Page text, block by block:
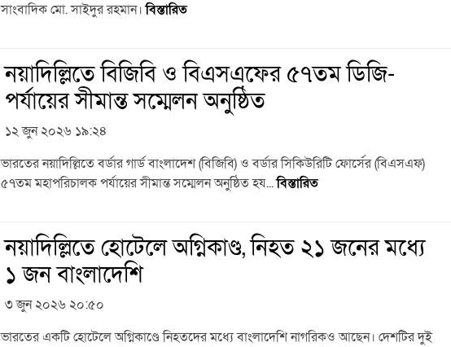
সাংবাদিক মো. সাইদুর রহমান।বিস্তারিত
নয়াদিল্লিতে বিজিবি ও বিএসএফের ৫৭তম ডিজি-
পর্যায়ের সীমান্ত সম্মেলন অনুষ্ঠিত
১২ জুন ২০২৬ ১৯:২৪
ভারতের নয়াদিল্লিতে বর্ডার গার্ড বাংলাদেশ (বিজিবি) ও বর্ডার সিকিউরিটি ফোর্সের (বিএসএফ)
৫৭তম মহাপরিচালক পর্যায়ের সীমান্ত সম্মেলন অনুষ্ঠিত হয...বিস্তারিত
নয়াদিল্লিতে হোটেলে অগ্নিকাণ্ড, নিহত ২১ জনের মধ্যে
১ জন বাংলাদেশি
৩ জুন ২০২৬ ২০:৫০
ভারতের একটি হোটেলে অগ্নিকাণ্ডে নিহতদের মধ্যে বাংলাদেশি নাগরিকও আছেন। দেশটির দুই